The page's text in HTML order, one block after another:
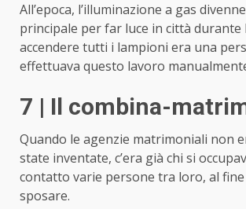
All’epoca, l’illuminazione a gas
principale per far luce in città durante
accendere tutti i lampioni era una
effettuava questo lavoro
7 | Il combina-
Quando le agenzie matrimoniali non
state inventate, c’era già chi si
contatto varie persone tra loro, al
sposare.